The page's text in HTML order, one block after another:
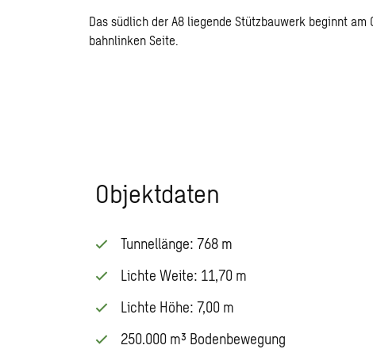
Das südlich der A8 liegende Stützbauwerk beginnt
bahnlinken Seite.
Objektdaten
Tunnellänge: 768 m
Lichte Weite: 11,70 m
Lichte Höhe: 7,00 m
250.000 m³ Bodenbewegung